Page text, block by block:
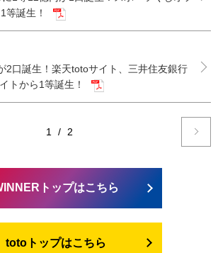
等誕生！
2口誕生！楽天totoサイト、三井住友銀行
トから1等誕生！
1 / 2
トップはこちら
totoトップはこちら